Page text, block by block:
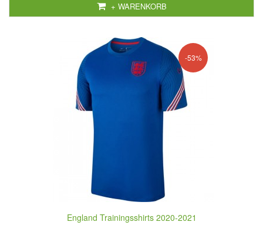
+ WARENKORB
-53%
England Trainingsshirts 2020-2021